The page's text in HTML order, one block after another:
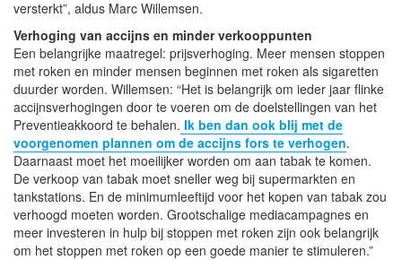
versterkt”, aldus Marc Willemsen.
Verhoging van accijns en minder verkooppunten
Een belangrijke maatregel: prijsverhoging. Meer mensen stoppen
met roken en minder mensen beginnen met roken als sigaretten
duurder worden. Willemsen: “Het is belangrijk om ieder jaar flinke
accijnsverhogingen door te voeren om de doelstellingen van het
Preventieakkoord te behalen. Ik ben dan ook blij met de
voorgenomen plannen om de accijns fors te verhogen.
Daarnaast moet het moeilijker worden om aan tabak te komen.
De verkoop van tabak moet sneller weg bij supermarkten en
tankstations. En de minimumleeftijd voor het kopen van tabak zou
verhoogd moeten worden. Grootschalige mediacampagnes en
meer investeren in hulp bij stoppen met roken zijn ook belangrijk
om het stoppen met roken op een goede manier te stimuleren.”